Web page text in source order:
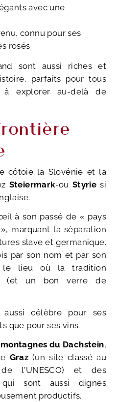
avec une
connu pour ses
rosés
sont aussi riches et
parfaits pour tous
explorer au-delà de
côtoie la Slovénie et la
Steiermark-ou Styrie si
à son passé de « pays
marquant la séparation
slave et germanique.
par son nom et par son
lieu où la tradition
(et un bon verre de
célèbre pour ses
que pour ses vins.
du Dachstein,
Graz (un site classé au
l'UNESCO) et des
qui sont aussi dignes
productifs.